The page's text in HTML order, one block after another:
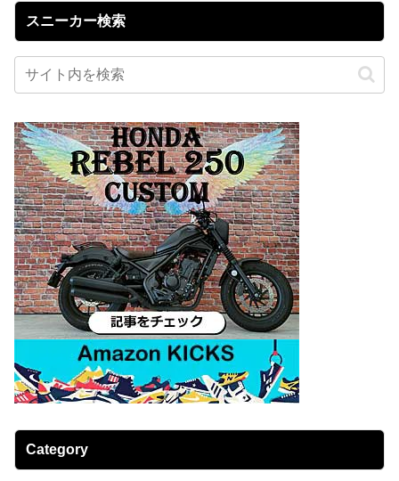
スニーカー検索
Category